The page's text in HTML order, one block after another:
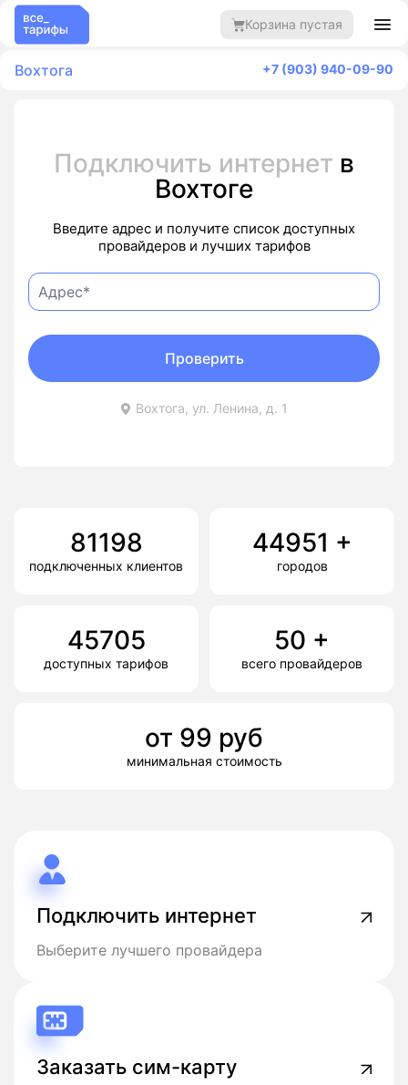
Корзина пустая
Вохтога +7 (903) 940-09-90
Подключить интернет в
Вохтоге
Введите адрес и получите список доступных
провайдеров и лучших тарифов
Вохтога, ул. Ленина, д. 1
Проверить
81198
подключенных клиентов
44951 +
городов
45705
доступных тарифов
50 +
всего провайдеров
от 99 руб
минимальная стоимость
Подключить интернет
Выберите лучшего провайдера
Заказать сим-карту